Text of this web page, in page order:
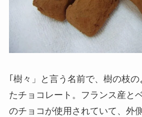
｢樹々」と言う名前で、樹の枝
たチョコレート。フランス産と
のチョコが使用されていて、外